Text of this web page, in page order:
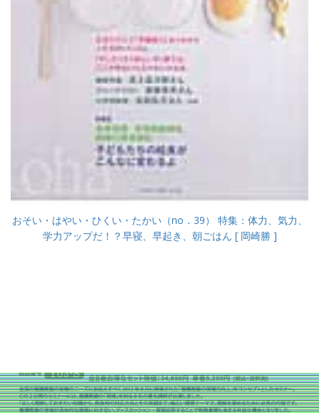
おそい・はやい・ひくい・たかい（no．39） 特集：体力、気力、
学力アップだ！？早寝、早起き、朝ごはん [ 岡崎勝 ]